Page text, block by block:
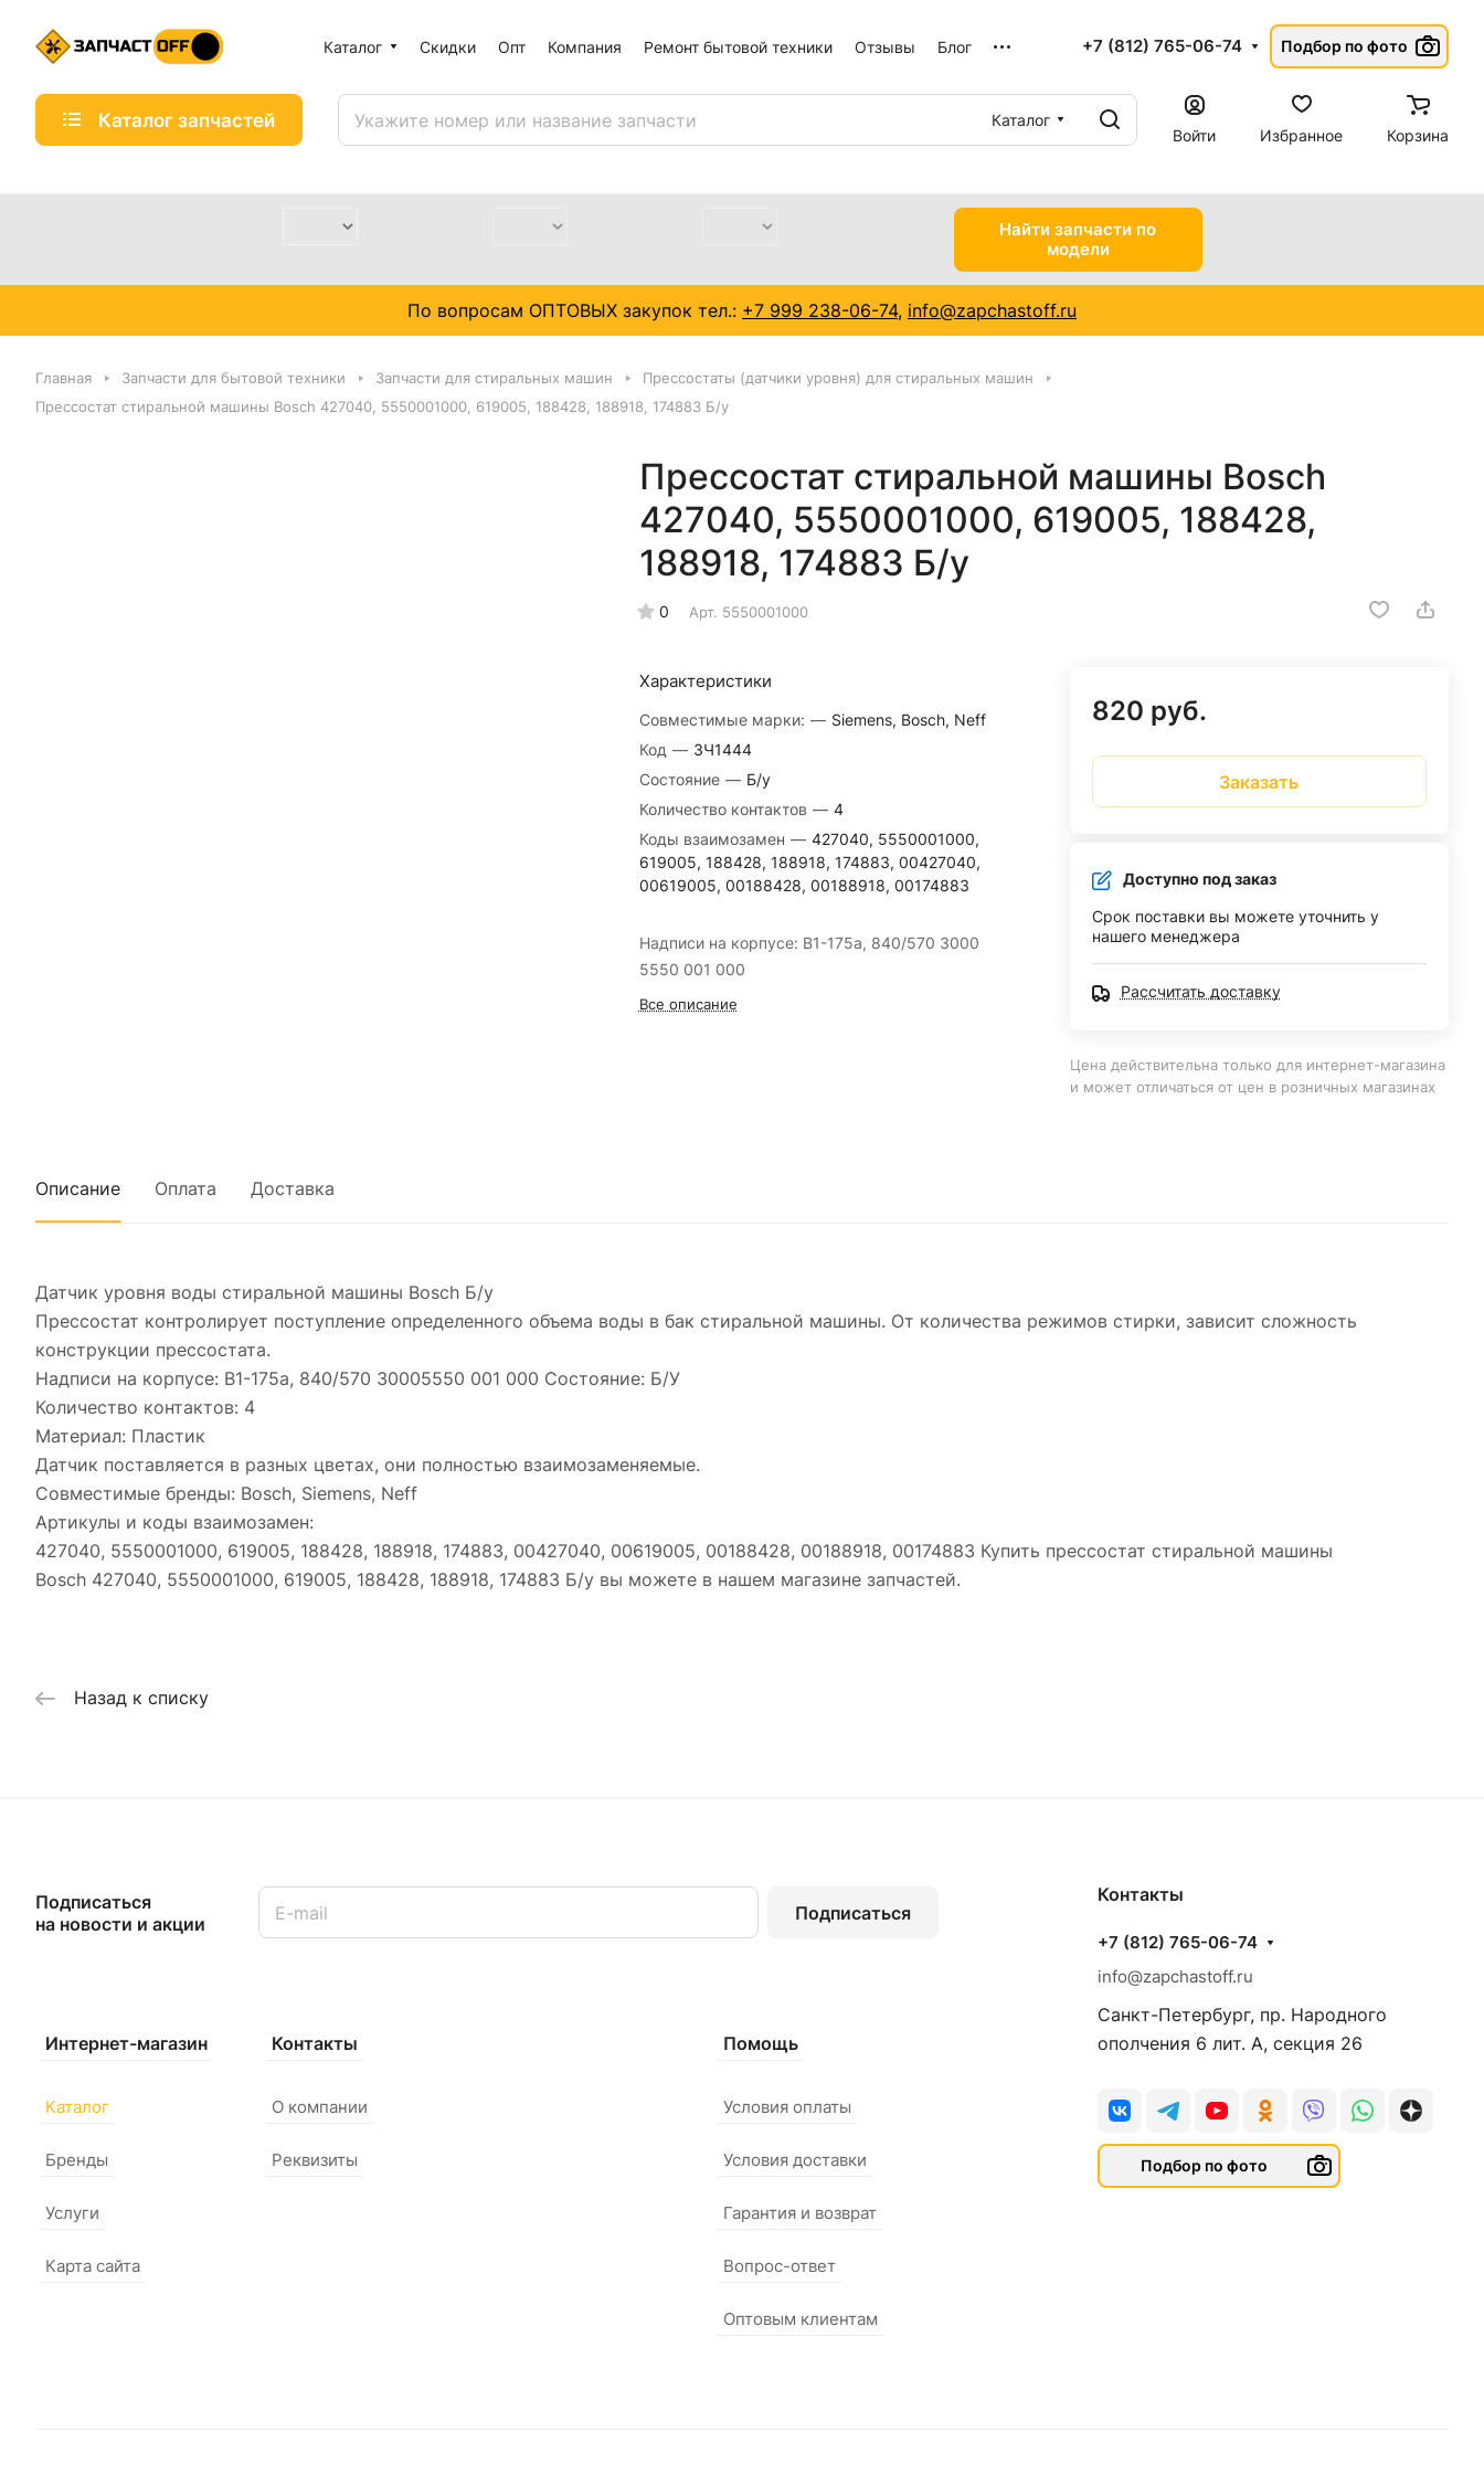
Каталог Скидки Опт Компания Ремонт бытовой техники Отзывы Блог +7 (812) 765-06-74 Подбор по фото
Каталог запчастей
Каталог
Войти
Избранное Корзина
Найти запчасти по
модели
По вопросам ОПТОВЫХ закупок тел.: +7 999 238-06-74, info@zapchastoff.ru
Главная Запчасти для бытовой техники Запчасти для стиральных машин
Прессостаты (датчики уровня) для стиральных машин
Прессостат стиральной машины Bosch 427040, 5550001000, 619005, 188428, 188918, 174883 Б/у
Прессостат стиральной машины Bosch
427040, 5550001000, 619005, 188428,
188918, 174883 Б/у
0 Арт. 5550001000
Характеристики
Совместимые марки: — Siemens, Bosch, Neff
Код — ЗЧ1444
Состояние — Б/у
Количество контактов — 4
Коды взаимозамен — 427040, 5550001000,
619005, 188428, 188918, 174883, 00427040,
00619005, 00188428, 00188918, 00174883
Надписи на корпусе: B1-175a, 840/570 3000
5550 001 000
Все описание
820 руб.
Заказать
Доступно под заказ
Срок поставки вы можете уточнить у
нашего менеджера
Рассчитать доставку
Цена действительна только для интернет-магазина
и может отличаться от цен в розничных магазинах
Описание Оплата Доставка
Датчик уровня воды стиральной машины Bosch Б/у
Прессостат контролирует поступление определенного объема воды в бак стиральной машины. От количества режимов стирки, зависит сложность
конструкции прессостата.
Надписи на корпусе: B1-175a, 840/570 30005550 001 000 Состояние: Б/У
Количество контактов: 4
Материал: Пластик
Датчик поставляется в разных цветах, они полностью взаимозаменяемые.
Совместимые бренды: Bosch, Siemens, Neff
Артикулы и коды взаимозамен:
427040, 5550001000, 619005, 188428, 188918, 174883, 00427040, 00619005, 00188428, 00188918, 00174883 Купить прессостат стиральной машины
Bosch 427040, 5550001000, 619005, 188428, 188918, 174883 Б/у вы можете в нашем магазине запчастей.
Назад к списку
Подписаться
на новости и акции
Подписаться
Интернет-магазин
Каталог
Бренды
Услуги
Карта сайта
Контакты
О компании
Реквизиты
Помощь
Условия оплаты
Условия доставки
Гарантия и возврат
Вопрос-ответ
Оптовым клиентам
Контакты
+7 (812) 765-06-74
info@zapchastoff.ru
Санкт-Петербург, пр. Народного
ополчения 6 лит. А, секция 26
Подбор по фото